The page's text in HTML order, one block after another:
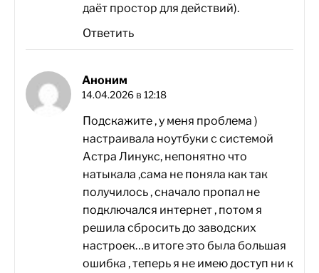
даёт простор для действий).
Ответить
Аноним
14.04.2026 в 12:18
Подскажите , у меня проблема )
настраивала ноутбуки с системой
Астра Линукс, непонятно что
натыкала ,сама не поняла как так
получилось , сначало пропал не
подключался интернет , потом я
решила сбросить до заводских
настроек…в итоге это была большая
ошибка , теперь я не имею доступ ни к